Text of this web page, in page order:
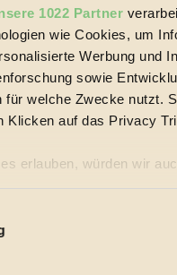
1022 Partner
wie Cookies, um
Werbung und
sowie
für welche Zwecke nutzt.
Klicken auf das Privacy
erlauben, würden wir
über Ihre
durch aktives